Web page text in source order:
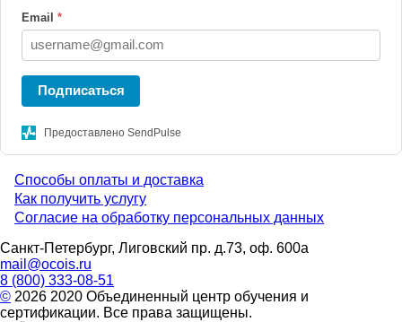
Email *
Подписаться
Предоставлено SendPulse
Menu
footer
Способы оплаты и доставка
Как получить услугу
Согласие на обработку персональных данных
Санкт-Петербург, Лиговский пр. д.73, оф. 600а
mail@ocois.ru
8 (800) 333-08-51
© 2026 2020 Объединенный центр обучения и
сертификации. Все права защищены.